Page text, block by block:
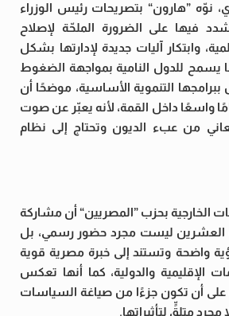
نوّه ”هارون“ بتصريحات رئيس الوزراء
فيها على الضرورة الملحّة لإصلاح
وابتكار آليات جديدة لإدارتها بشكل
يسمح للدول النامية بمواجهة الضغوط
التنموية الأساسية، موضحًا أن
واسعًا داخل القمة، لأنه يعبّر عن صوت
من عبء الديون وتحتاج إلى نظام
الخارجية بحزب ”المصريين“ أن مشاركة
العشرين ليست مجرد حضور رسمي، بل
واضحة وتستند إلى خبرة مصرية قوية
الإقليمية والدولية، كما أنها تعكس
على أن تكون جزءًا من صياغة السياسات
مجرد متلقٍّ لتأثيراتها.